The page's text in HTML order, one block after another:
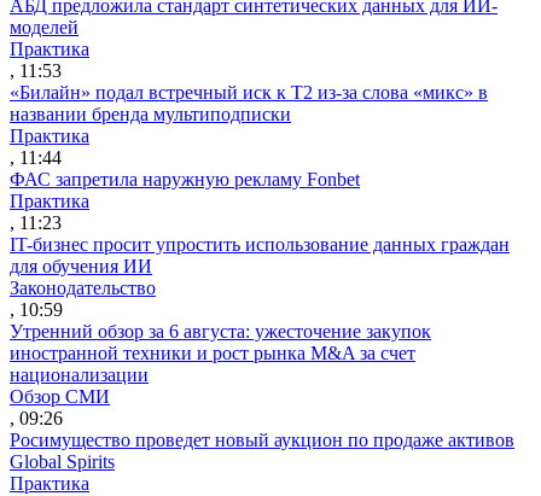
АБД предложила стандарт синтетических данных для ИИ-
моделей
Практика
, 11:53
«Билайн» подал встречный иск к Т2 из-за слова «микс» в
названии бренда мультиподписки
Практика
, 11:44
ФАС запретила наружную рекламу Fonbet
Практика
, 11:23
IT-бизнес просит упростить использование данных граждан
для обучения ИИ
Законодательство
, 10:59
Утренний обзор за 6 августа: ужесточение закупок
иностранной техники и рост рынка M&A за счет
национализации
Обзор СМИ
, 09:26
Росимущество проведет новый аукцион по продаже активов
Global Spirits
Практика